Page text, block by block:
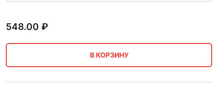
548.00 ₽
В КОРЗИНУ